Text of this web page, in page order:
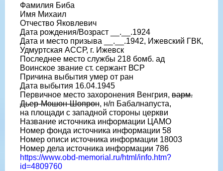
Фамилия Биба
Имя Михаил
Отчество Яковлевич
Дата рождения/Возраст __.__.1924
Дата и место призыва __.__.1942, Ижевский ГВК,
Удмуртская АССР, г. Ижевск
Последнее место службы 218 бомб. ад
Воинское звание ст. сержант ВСР
Причина выбытия умер от ран
Дата выбытия 16.04.1945
Первичное место захоронения Венгрия, варм.
Дьер-Мошон-Шопрон, н/п Бабалнапуста,
на площади с западной стороны церкви
Название источника информации ЦАМО
Номер фонда источника информации 58
Номер описи источника информации 18003
Номер дела источника информации 786
https://www.obd-memorial.ru/html/info.htm?
id=4809760